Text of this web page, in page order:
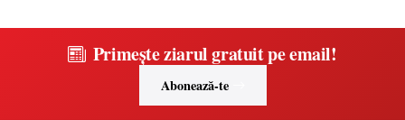
Primește ziarul gratuit pe email!
Abonează-te